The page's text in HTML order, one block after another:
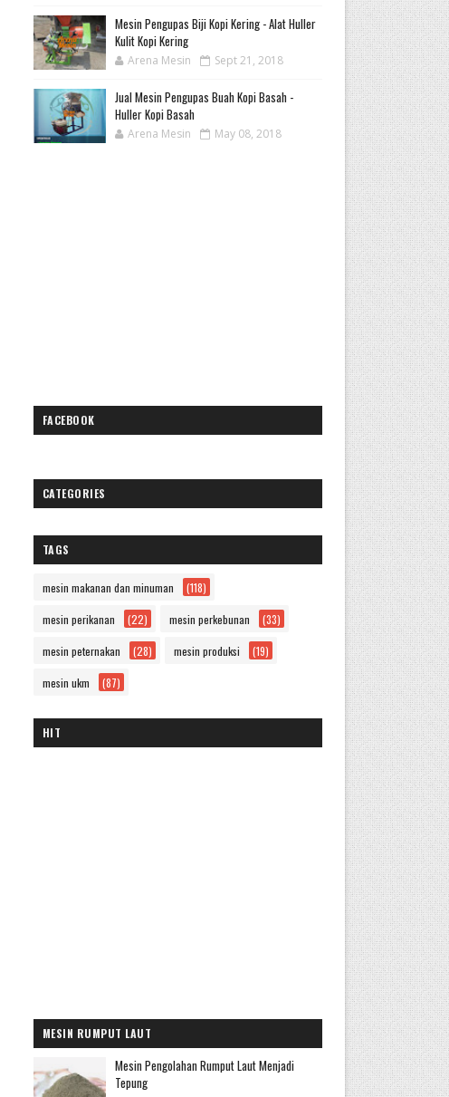
Mesin Pengupas Biji Kopi Kering - Alat Huller
Kulit Kopi Kering
Arena Mesin Sept 21, 2018
Jual Mesin Pengupas Buah Kopi Basah -
Huller Kopi Basah
Arena Mesin May 08, 2018
FACEBOOK
CATEGORIES
TAGS
mesin makanan dan minuman (118)
mesin perikanan (22) mesin perkebunan (33)
mesin peternakan (28) mesin produksi (19)
mesin ukm (87)
HIT
MESIN RUMPUT LAUT
Mesin Pengolahan Rumput Laut Menjadi
Tepung